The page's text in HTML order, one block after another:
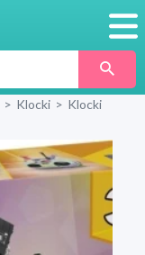
> Klocki > Klocki